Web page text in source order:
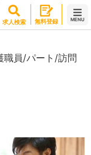
求人検索 無料登録 MENU
職員/パート/訪問